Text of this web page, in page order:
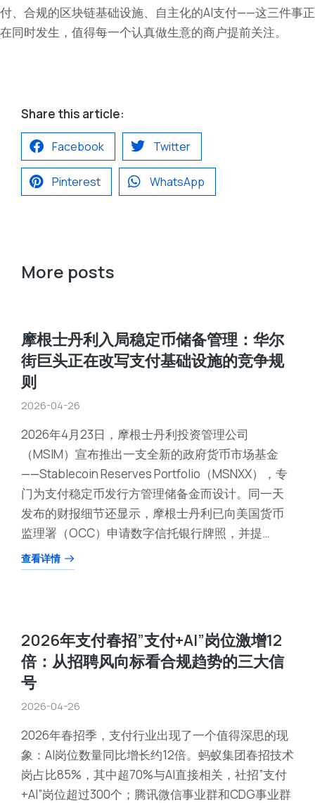
付、合规的区块链基础设施、自主化的AI支付——这三件事正
在同时发生，值得每一个认真做生意的商户提前关注。
Share this article:
Facebook Twitter
Pinterest WhatsApp
More posts
摩根士丹利入局稳定币储备管理：华尔
街巨头正在改写支付基础设施的竞争规
则
2026-04-26
2026年4月23日，摩根士丹利投资管理公司
（MSIM）宣布推出一支全新的政府货币市场基金
——Stablecoin Reserves Portfolio（MSNXX），专
门为支付稳定币发行方管理储备金而设计。同一天
发布的财报细节还显示，摩根士丹利已向美国货币
监理署（OCC）申请数字信托银行牌照，并提…
查看详情
2026年支付春招”支付+AI”岗位激增12
倍：从招聘风向标看合规趋势的三大信
号
2026-04-26
2026年春招季，支付行业出现了一个值得深思的现
象：AI岗位数量同比增长约12倍。蚂蚁集团春招技术
岗占比85%，其中超70%与AI直接相关，社招”支付
+AI”岗位超过300个；腾讯微信事业群和CDG事业群